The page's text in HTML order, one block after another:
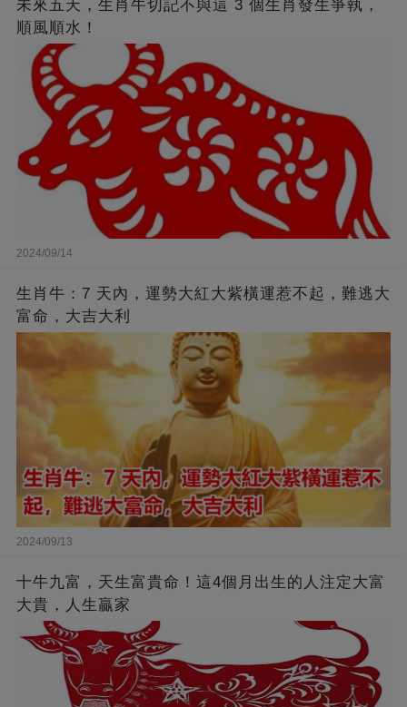
未來五天，生肖牛切記不與這 3 個生肖發生爭執，
順風順水！
2024/09/14
生肖牛：7 天內，運勢大紅大紫橫運惹不起，難逃大
富命，大吉大利
2024/09/13
十牛九富，天生富貴命！這4個月出生的人注定大富
大貴，人生贏家